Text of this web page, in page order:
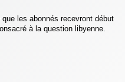
que les abonnés recevront début
à la question libyenne.